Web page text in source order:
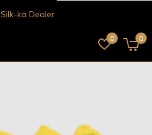
0 0
Silk-ka Dealer